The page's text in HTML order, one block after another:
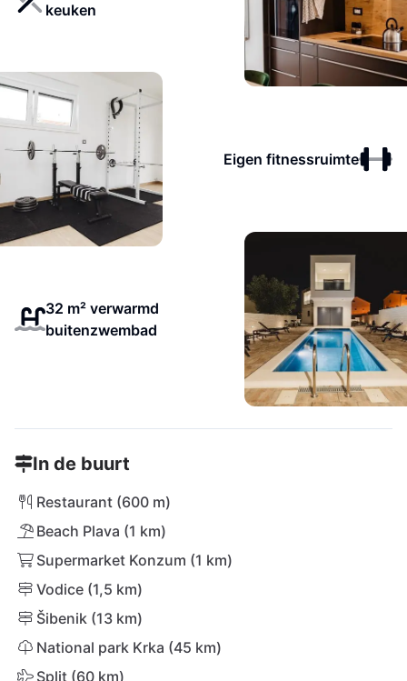
keuken
Eigen fitnessruimte
32 m² verwarmd
buitenzwembad
In de buurt
Restaurant (600 m)
Beach Plava (1 km)
Supermarket Konzum (1 km)
Vodice (1,5 km)
Šibenik (13 km)
National park Krka (45 km)
Split (60 km)